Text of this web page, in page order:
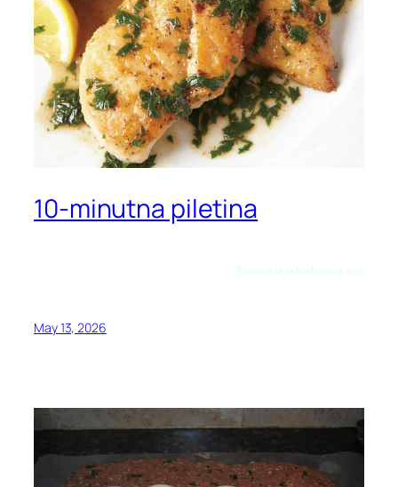
10-minutna piletina
Preuzeto sa rachaelraymag.com
May 13, 2026